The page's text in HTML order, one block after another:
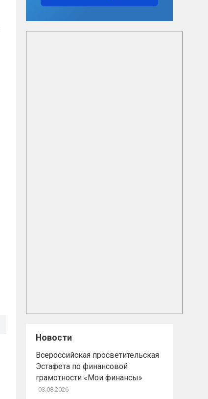
Новости
Всероссийская просветительская
Эстафета по финансовой
грамотности «Мои финансы»
03.08.2026